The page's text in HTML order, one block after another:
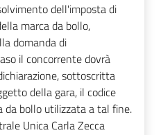
dell'imposta di
marca da bollo,
domanda di
il concorrente dovrà
sottoscritta
della gara, il codice
da bollo utilizzata a tal fine.
Unica Carla Zecca